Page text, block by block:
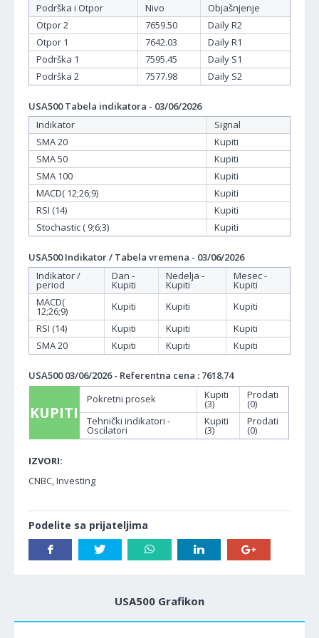
Podrška i Otpor
Nivo
Objašnjenje
Otpor 2
7659.50
Daily R2
Otpor 1
7642.03
Daily R1
Podrška 1
7595.45
Daily S1
Podrška 2
7577.98 Daily S2
USA500 Tabela indikatora - 03/06/2026
Indikator
Signal
SMA 20
Kupiti
SMA 50
Kupiti
SMA 100
Kupiti
MACD( 12;26;9)
Kupiti
RSI (14)
Kupiti
Stochastic ( 9;6;3)
Kupiti
USA500 Indikator / Tabela vremena - 03/06/2026
Indikator /
period
Dan -
Kupiti
Nedelja -
Kupiti
Mesec -
Kupiti
MACD(
12;26;9) Kupiti Kupiti
Kupiti
RSI (14)
Kupiti Kupiti
Kupiti
SMA 20
Kupiti Kupiti Kupiti
USA500 03/06/2026 - Referentna cena : 7618.74
KUPITI
Pokretni prosek Kupiti
(3)
Prodati
(0)
Tehnički indikatori -
Oscilatori
Kupiti
(3)
Prodati
(0)
IZVORI:
CNBC, Investing
Podelite sa prijateljima
USA500 Grafikon